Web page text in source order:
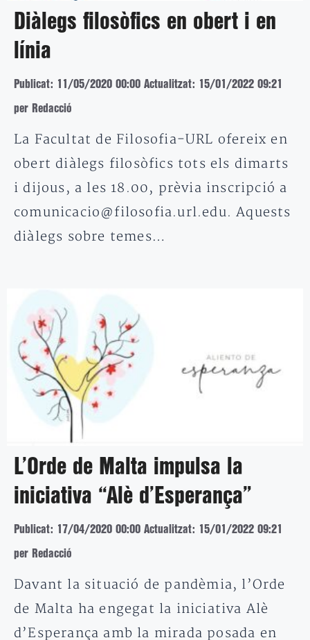
Diàlegs filosòfics en obert i en
línia
Publicat: 11/05/2020 00:00 Actualitzat: 15/01/2022 09:21
per Redacció
La Facultat de Filosofia-URL ofereix en
obert diàlegs filosòfics tots els dimarts
i dijous, a les 18.00, prèvia inscripció a
comunicacio@filosofia.url.edu. Aquests
diàlegs sobre temes…
L’Orde de Malta impulsa la
iniciativa “Alè d’Esperança”
Publicat: 17/04/2020 00:00 Actualitzat: 15/01/2022 09:21
per Redacció
Davant la situació de pandèmia, l’Orde
de Malta ha engegat la iniciativa Alè
d’Esperança amb la mirada posada en